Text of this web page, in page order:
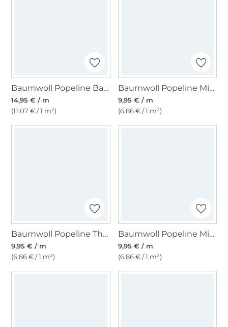
Baumwoll Popeline Batik Circles, multicolor
14,95 € / m
(11,07 € / 1 m²)
Baumwoll Popeline Mini Spots, wollweiß
9,95 € / m
(6,86 € / 1 m²)
Baumwoll Popeline The Stripes, schwarz
9,95 € / m
(6,86 € / 1 m²)
Baumwoll Popeline Mini Stripes, hellblau
9,95 € / m
(6,86 € / 1 m²)